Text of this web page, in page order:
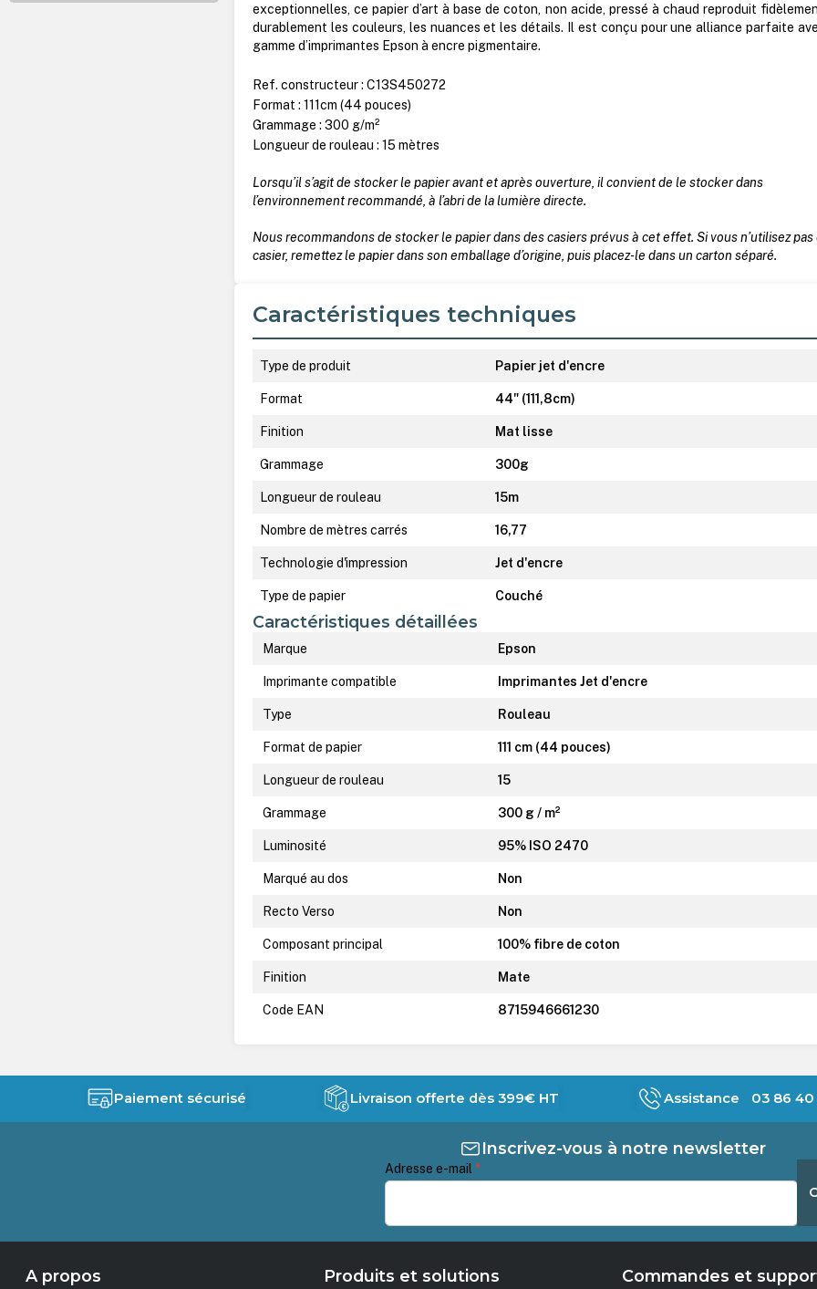
exceptionnelles, ce papier d’art à base de coton, non acide, pressé à chaud reproduit
durablement les couleurs, les nuances et les détails. Il est conçu pour une alliance parfaite
gamme d’imprimantes Epson à encre pigmentaire.
Ref. constructeur : C13S450272
Format : 111cm (44 pouces)
Grammage : 300 g/m²
Longueur de rouleau : 15 mètres
Lorsqu’il s’agit de stocker le papier avant et après ouverture, il convient de le stocker dans
l’environnement recommandé, à l’abri de la lumière directe.
Nous recommandons de stocker le papier dans des casiers prévus à cet effet. Si vous n’utilisez pas
casier, remettez le papier dans son emballage d’origine, puis placez-le dans un carton séparé.
Caractéristiques techniques
Type de produit Papier jet d'encre
Format 44" (111,8cm)
Finition Mat lisse
Grammage 300g
Longueur de rouleau 15m
Nombre de mètres carrés 16,77
Technologie d'impression Jet d'encre
Type de papier Couché
Caractéristiques détaillées
Marque Epson
Imprimante compatible Imprimantes Jet d'encre
Type Rouleau
Format de papier 111 cm (44 pouces)
Longueur de rouleau 15
Grammage 300 g / m²
Luminosité 95% ISO 2470
Marqué au dos Non
Recto Verso Non
Composant principal 100% fibre de coton
Finition Mate
Code EAN 8715946661230
Paiement sécurisé Livraison offerte dès 399€ HT Assistance 03 86 40
Inscrivez-vous à notre newsletter
Adresse e-mail *
A propos Produits et solutions Commandes et